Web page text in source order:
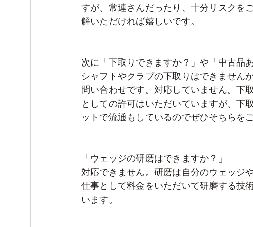
すが、常連さんだったり、十分リスクを
解いただければ嬉しいです。
次に「下取りできますか？」や「中古品
シャフトやクラブの下取りはできません
問い合わせです。対応していません。下
としての許可はいただいていますが、下
ットで流通もしているのでぜひそちらを
「ウェッジの研磨はできますか？」
対応できません。研磨は自分のウェッジ
仕事として料金をいただいて研磨する技
います。